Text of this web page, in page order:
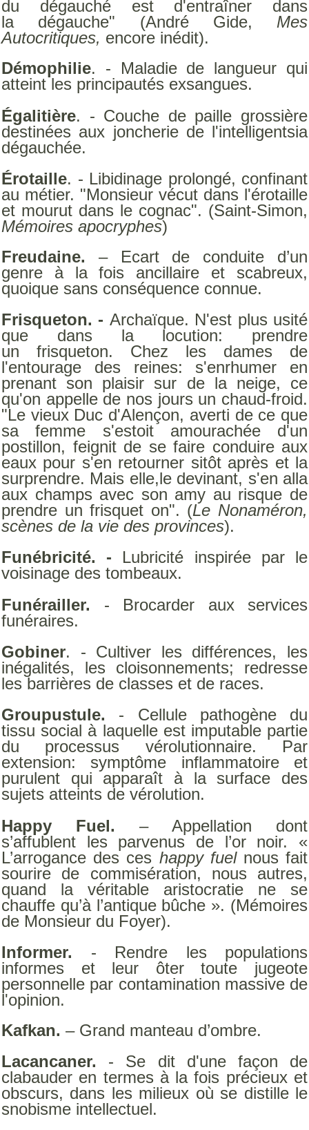
du dégauché est d'entraîner dans
la dégauche" (André Gide, Mes
Autocritiques, encore inédit).
Démophilie. - Maladie de langueur qui
atteint les principautés exsangues.
Égalitière. - Couche de paille grossière
destinées aux joncherie de l'intelligentsia
dégauchée.
Érotaille. - Libidinage prolongé, confinant
au métier. "Monsieur vécut dans l'érotaille
et mourut dans le cognac". (Saint-Simon,
Mémoires apocryphes)
Freudaine. – Ecart de conduite d’un
genre à la fois ancillaire et scabreux,
quoique sans conséquence connue.
Frisqueton. - Archaïque. N'est plus usité
que dans la locution: prendre
un frisqueton. Chez les dames de
l'entourage des reines: s'enrhumer en
prenant son plaisir sur de la neige, ce
qu'on appelle de nos jours un chaud-froid.
"Le vieux Duc d'Alençon, averti de ce que
sa femme s'estoit amourachée d'un
postillon, feignit de se faire conduire aux
eaux pour s'en retourner sitôt après et la
surprendre. Mais elle,le devinant, s'en alla
aux champs avec son amy au risque de
prendre un frisquet on". (Le Nonaméron,
scènes de la vie des provinces).
Funébricité. - Lubricité inspirée par le
voisinage des tombeaux.
Funérailler. - Brocarder aux services
funéraires.
Gobiner. - Cultiver les différences, les
inégalités, les cloisonnements; redresse
les barrières de classes et de races.
Groupustule. - Cellule pathogène du
tissu social à laquelle est imputable partie
du processus vérolutionnaire. Par
extension: symptôme inflammatoire et
purulent qui apparaît à la surface des
sujets atteints de vérolution.
Happy Fuel. – Appellation dont
s’affublent les parvenus de l’or noir. «
L’arrogance des ces happy fuelnous fait
sourire de commisération, nous autres,
quand la véritable aristocratie ne se
chauffe qu’à l’antique bûche ». (Mémoires
de Monsieur du Foyer).
Informer. - Rendre les populations
informes et leur ôter toute jugeote
personnelle par contamination massive de
l'opinion.
Kafkan. – Grand manteau d’ombre.
Lacancaner. - Se dit d'une façon de
clabauder en termes à la fois précieux et
obscurs, dans les milieux où se distille le
snobisme intellectuel.